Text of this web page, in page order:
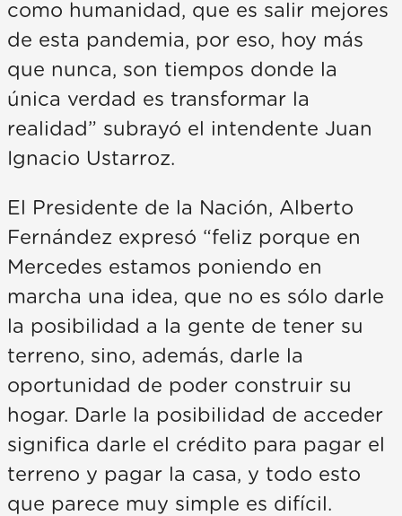
como humanidad, que es salir mejores
de esta pandemia, por eso, hoy más
que nunca, son tiempos donde la
única verdad es transformar la
realidad” subrayó el intendente Juan
Ignacio Ustarroz.
El Presidente de la Nación, Alberto
Fernández expresó “feliz porque en
Mercedes estamos poniendo en
marcha una idea, que no es sólo darle
la posibilidad a la gente de tener su
terreno, sino, además, darle la
oportunidad de poder construir su
hogar. Darle la posibilidad de acceder
significa darle el crédito para pagar el
terreno y pagar la casa, y todo esto
que parece muy simple es difícil.